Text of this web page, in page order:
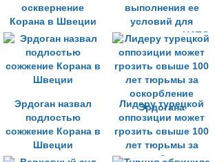
осквернение
Корана в Швеции
выполнения ее
условий для
вступления в НАТО
Эрдоган назвал
подлостью
сожжение Корана в
Швеции
Лидеру турецкой
оппозиции может
грозить свыше 100
лет тюрьмы за
оскорбление